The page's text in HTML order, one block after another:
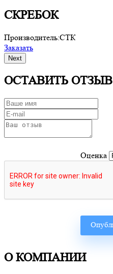
СКРЕБОК
Производитель:СТК
Заказать
Next
ОСТАВИТЬ ОТЗЫВ
Оценка
О КОМПАНИИ